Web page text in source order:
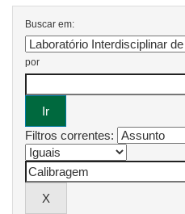
Buscar em:
por
Filtros correntes: